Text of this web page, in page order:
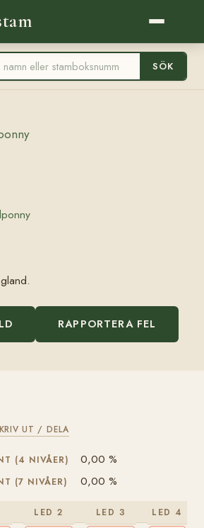
SÖK
RAPPORTERA FEL
UT / DELA
(4 NIVÅER) 0,00 %
(7 NIVÅER) 0,00 %
LED 2 LED 3 LED 4